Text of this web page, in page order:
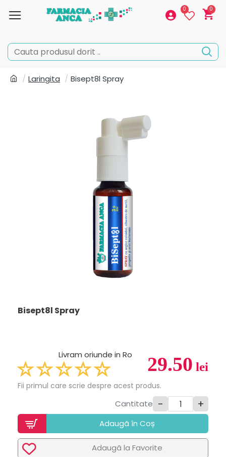
0 0
Laringita Bisept8l Spray
Bisept8l Spray
29.50 lei
Livram oriunde in Ro
Fii primul care scrie despre acest produs.
Cantitate - +
Adaugã în Coș
Adaugã la Favorite